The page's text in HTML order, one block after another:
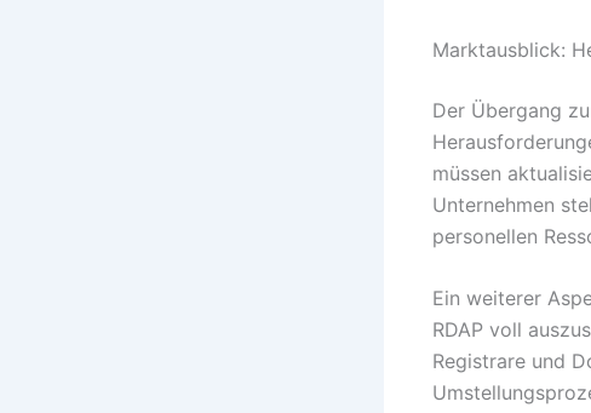
Marktausblick:
Der Übergang
müssen
Unternehmen
personellen
Ein weiterer
RDAP voll
Registrare und